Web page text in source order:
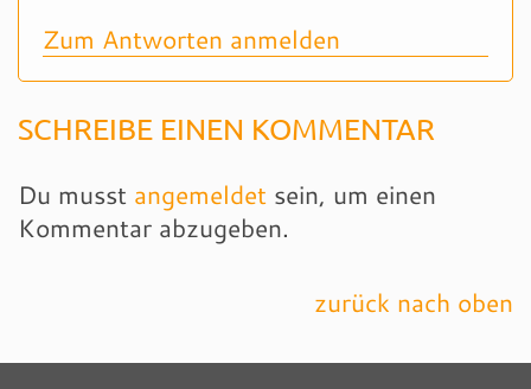
Zum Antworten anmelden
SCHREIBE EINEN KOMMENTAR
Du musst angemeldet sein, um einen
Kommentar abzugeben.
zurück nach oben